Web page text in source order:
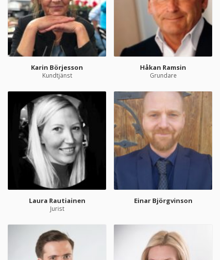
Karin Börjesson
Kundtjänst
Håkan Ramsin
Grundare
Laura Rautiainen
Jurist
Einar Björgvinson